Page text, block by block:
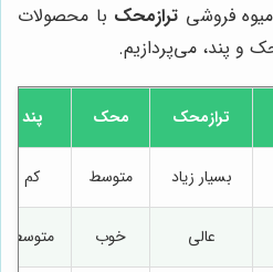
فروشی ترازمحک با محصولات
و پند، می‌پردازیم.
ترازمحک محک پند
بسیار زیاد متوسط کم
عالی خوب متوسط